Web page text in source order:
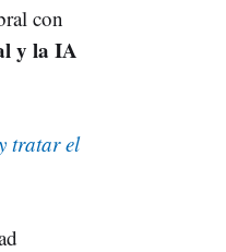
con
y la IA
tratar el